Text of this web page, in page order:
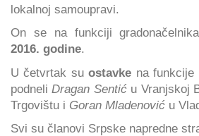
lokalnoj samoupravi.
On se na funkciji
2016. godine.
U četvrtak suostavke na funkcije
podneliDragan Sentiću Vranjskoj
Trgovištu i Goran Mladenović u
Svi su članovi Srpske napredne